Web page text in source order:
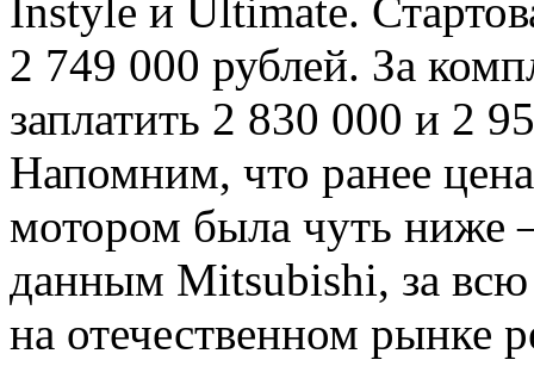
Instyle и Ultimate.
2 749 000 рублей. За
заплатить 2 830 000 и 2
Напомним, что ранее
мотором была чуть ниже
данным Mitsubishi, за
на отечественном рынке